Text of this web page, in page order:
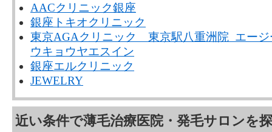
AACクリニック銀座
銀座トキオクリニック
東京AGAクリニック 東京駅八重洲院 エー
ウキョウヤエスイン
銀座エルクリニック
JEWELRY
近い条件で薄毛治療医院・発毛サロンを